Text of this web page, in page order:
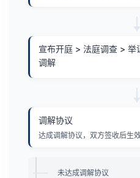
宣布开庭 > 法庭调查 >
调解
调解协议
达成调解协议，双方签收后生
未达成调解协议